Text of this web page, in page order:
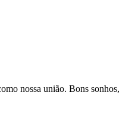
nossa união. Bons sonhos,